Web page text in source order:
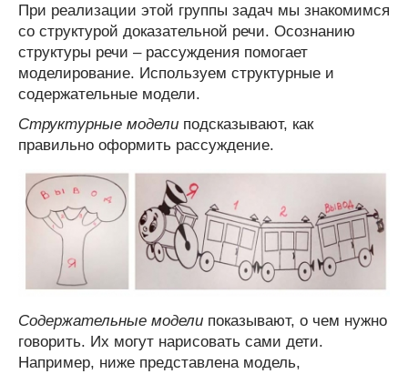
При реализации этой группы задач мы знакомимся
со структурой доказательной речи. Осознанию
структуры речи – рассуждения помогает
моделирование. Используем структурные и
содержательные модели.
Структурные модели подсказывают, как
правильно оформить рассуждение.
Содержательные модели показывают, о чем нужно
говорить. Их могут нарисовать сами дети.
Например, ниже представлена модель,